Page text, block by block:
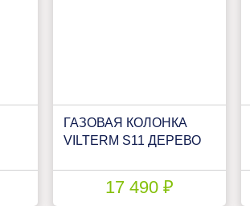
ГАЗОВАЯ КОЛОНКА
VILTERM S11 ДЕРЕВО
17 490 ₽